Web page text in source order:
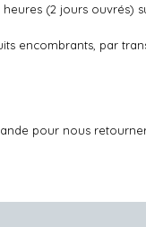
(2 jours
encombrants, par
pour nous